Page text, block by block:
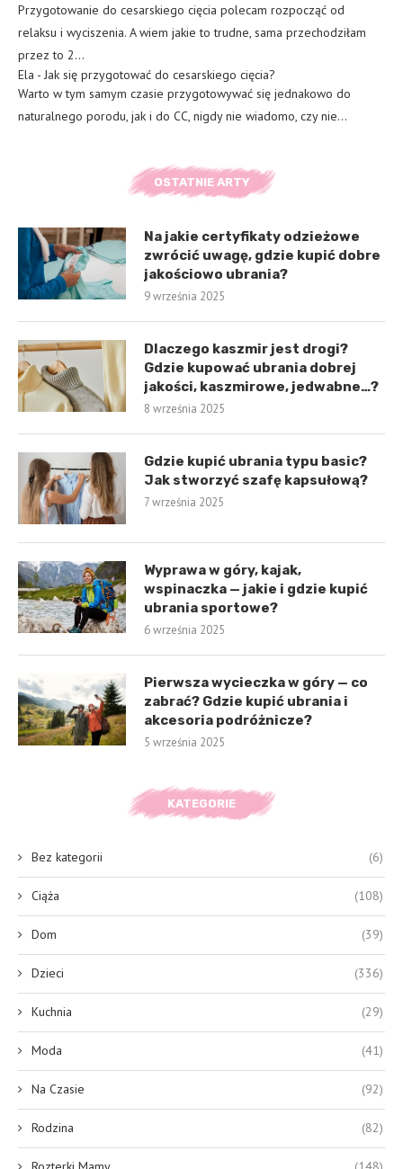
Przygotowanie do cesarskiego cięcia polecam rozpocząć od
relaksu i wyciszenia. A wiem jakie to trudne, sama przechodziłam
przez to 2…
Ela - Jak się przygotować do cesarskiego cięcia?
Warto w tym samym czasie przygotowywać się jednakowo do
naturalnego porodu, jak i do CC, nigdy nie wiadomo, czy nie…
OSTATNIE ARTY
Na jakie certyfikaty odzieżowe
zwrócić uwagę, gdzie kupić dobre
jakościowo ubrania?
9 września 2025
Dlaczego kaszmir jest drogi?
Gdzie kupować ubrania dobrej
jakości, kaszmirowe, jedwabne…?
8 września 2025
Gdzie kupić ubrania typu basic?
Jak stworzyć szafę kapsułową?
7 września 2025
Wyprawa w góry, kajak,
wspinaczka — jakie i gdzie kupić
ubrania sportowe?
6 września 2025
Pierwsza wycieczka w góry — co
zabrać? Gdzie kupić ubrania i
akcesoria podróżnicze?
5 września 2025
KATEGORIE
Bez kategorii (6)
Ciąża (108)
Dom (39)
Dzieci (336)
Kuchnia (29)
Moda (41)
Na Czasie (92)
Rodzina (82)